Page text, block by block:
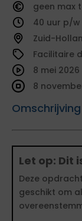
geen
40
Zuid-
Facilitaire
Omschrijving
8 mei 2026
8
Let op: Dit
Deze
geschikt om